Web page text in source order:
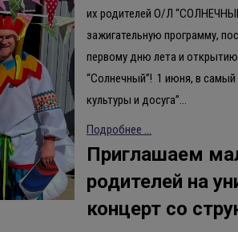
их родителей О/Л
зажигательную программу,
первому дню лета и
“Солнечный”! 1 июня, в самый
культуры и досуга”…
Подробнее ...
Приглашаем
родителей на
концерт со